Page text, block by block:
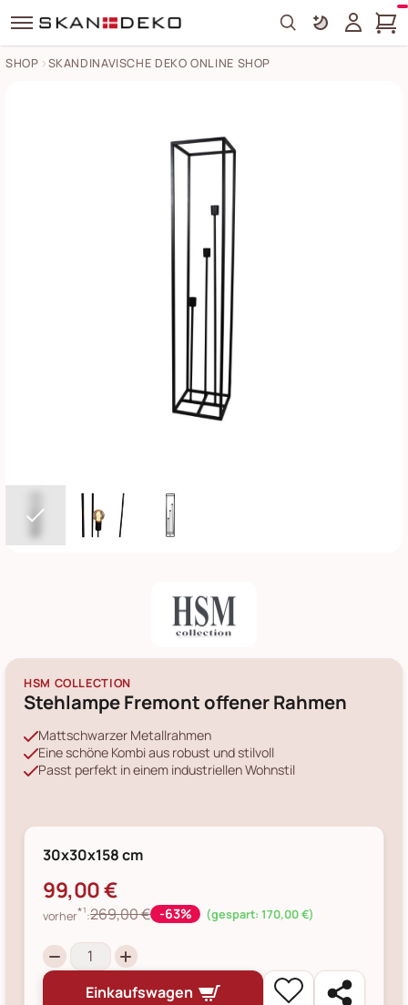
Search
SHOP SKANDINAVISCHE DEKO ONLINE SHOP
HSM COLLECTION
Stehlampe Fremont offener Rahmen
Mattschwarzer Metallrahmen
Eine schöne Kombi aus robust und stilvoll
Passt perfekt in einem industriellen Wohnstil
30x30x158 cm
99,00 €
vorher*¹:269,00 € -63% (gespart: 170,00 €)
Einkaufswagen